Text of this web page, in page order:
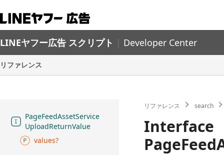
LINEヤフー広告 スクリプト Developer Center
リファレンス
リファレンス search
Interface
PageFeedAssetService
UploadReturnValue
values?